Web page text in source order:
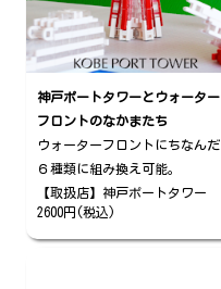
神戸ポートタワーとウォーター
フロントのなかまたち
ウォーターフロントにちなんだ
６種類に組み換え可能。
【取扱店】神戸ポートタワー
2600円(税込)